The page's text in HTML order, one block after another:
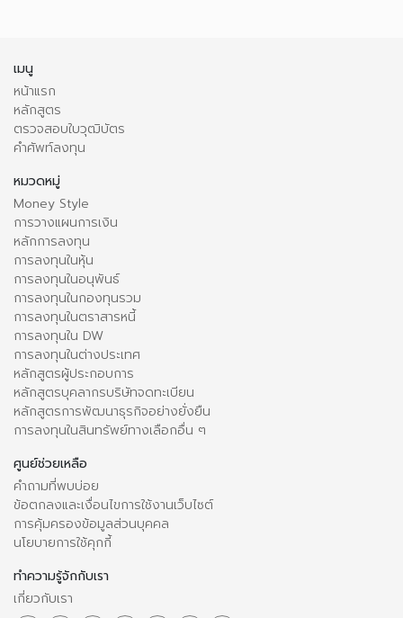
เมนู
หน้าแรก
หลักสูตร
ตรวจสอบใบวุฒิบัตร
คำศัพท์ลงทุน
หมวดหมู่
Money Style
การวางแผนการเงิน
หลักการลงทุน
การลงทุนในหุ้น
การลงทุนในอนุพันธ์
การลงทุนในกองทุนรวม
การลงทุนในตราสารหนี้
การลงทุนใน DW
การลงทุนในต่างประเทศ
หลักสูตรผู้ประกอบการ
หลักสูตรบุคลากรบริษัทจดทะเบียน
หลักสูตรการพัฒนาธุรกิจอย่างยั่งยืน
การลงทุนในสินทรัพย์ทางเลือกอื่น ๆ
ศูนย์ช่วยเหลือ
คำถามที่พบบ่อย
ข้อตกลงและเงื่อนไขการใช้งานเว็บไซต์
การคุ้มครองข้อมูลส่วนบุคคล
นโยบายการใช้คุกกี้
ทำความรู้จักกับเรา
เกี่ยวกับเรา